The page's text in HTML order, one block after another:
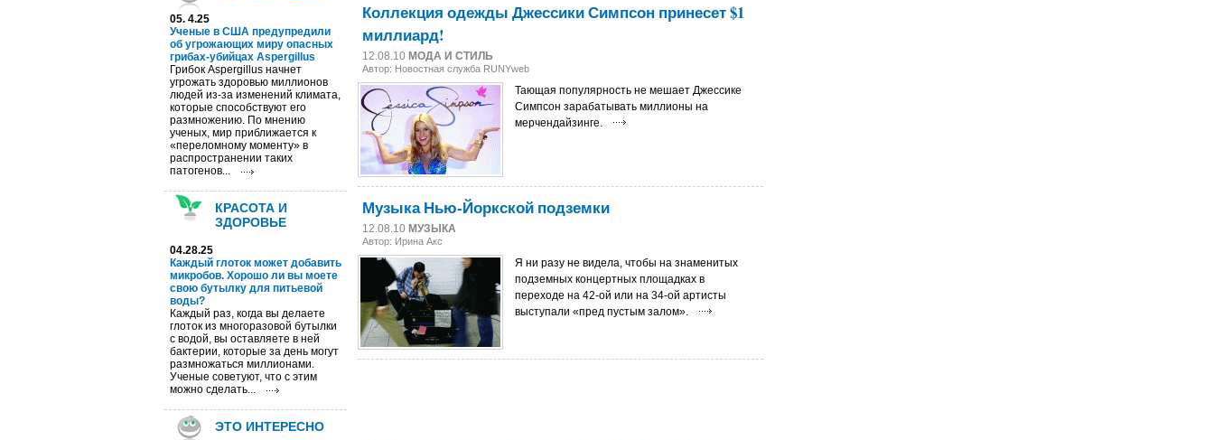
05. 4.25
Ученые в США предупредили
об угрожающих миру опасных
грибах-убийцах Aspergillus
Грибок Aspergillus начнет
угрожать здоровью миллионов
людей из-за изменений климата,
которые способствуют его
размножению. По мнению
ученых, мир приближается к
«переломному моменту» в
распространении таких
патогенов...
КРАСОТА И
ЗДОРОВЬЕ
04.28.25
Каждый глоток может добавить
микробов. Хорошо ли вы моете
свою бутылку для питьевой
воды?
Каждый раз, когда вы делаете
глоток из многоразовой бутылки
с водой, вы оставляете в ней
бактерии, которые за день могут
размножаться миллионами.
Ученые советуют, что с этим
можно сделать...
ЭТО ИНТЕРЕСНО
Коллекция одежды Джессики Симпсон принесет $1
миллиард!
12.08.10 МОДА И СТИЛЬ
Автор: Новостная служба RUNYweb
Тающая популярность не мешает Джессике
Симпсон зарабатывать миллионы на
мерчендайзинге.
Музыка Нью-Йоркской подземки
12.08.10 МУЗЫКА
Автор: Ирина Акс
Я ни разу не видела, чтобы на знаменитых
подземных концертных площадках в
переходе на 42-ой или на 34-ой артисты
выступали «пред пустым залом».